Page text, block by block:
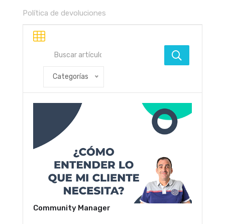
Política de devoluciones
Categorías
Community Manager